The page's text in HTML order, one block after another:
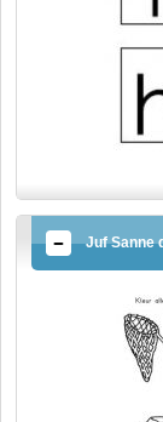
Juf Sanne